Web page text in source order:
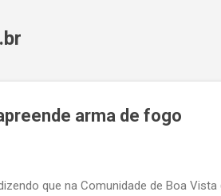
arma de fogo
que na Comunidade de Boa Vista